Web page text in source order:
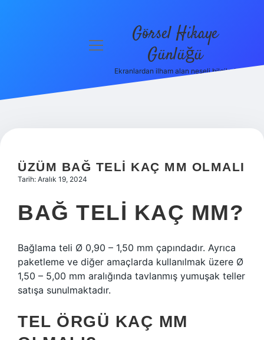
Hakkımızda
menüyü
Görsel Hikaye
Günlüğü
Ekranlardan ilham alan neşeli bilgiler!
ÜZÜM BAĞ TELI KAÇ MM OLMALI
Tarih: Aralık 19, 2024
BAĞ TELI KAÇ MM?
Bağlama teli Ø 0,90 – 1,50 mm çapındadır. Ayrıca
paketleme ve diğer amaçlarda kullanılmak üzere Ø
1,50 – 5,00 mm aralığında tavlanmış yumuşak teller
satışa sunulmaktadır.
TEL ÖRGÜ KAÇ MM